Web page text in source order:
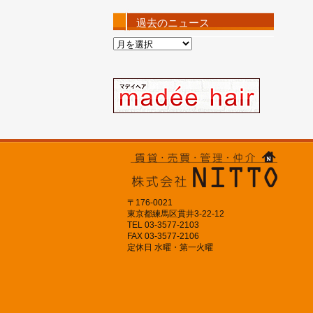
過去のニュース
過
ニ
ュ
ー
〒176-0021
東京都練馬区貫井3-22-12
TEL 03-3577-2103
FAX 03-3577-2106
定休日 水曜・第一火曜